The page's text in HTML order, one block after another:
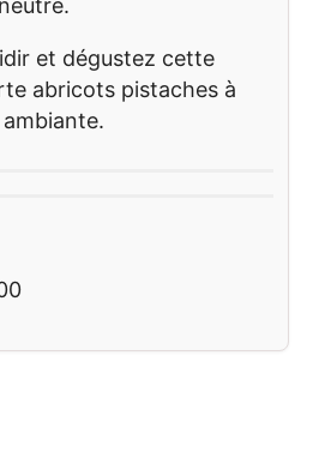
et dégustez cette
abricots pistaches à